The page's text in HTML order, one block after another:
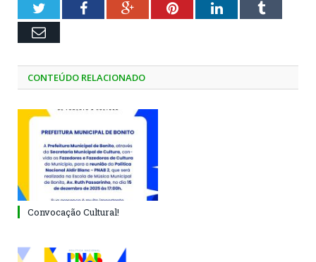
TwitterFacebookGoogle+PinterestLinkedInTumblr
Email
CONTEÚDO RELACIONADO
Convocação Cultural!